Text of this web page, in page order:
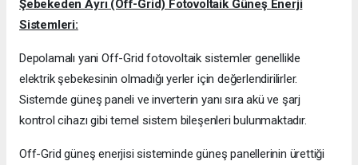
Şebekeden Ayrı (Off-Grid) Fotovoltaik Güneş Enerji
Sistemleri:
Depolamalı yani Off-Grid fotovoltaik sistemler genellikle
elektrik şebekesinin olmadığı yerler için değerlendirilirler.
Sistemde güneş paneli ve inverterin yanı sıra akü ve şarj
kontrol cihazı gibi temel sistem bileşenleri bulunmaktadır.
Off-Grid güneş enerjisi sisteminde güneş panellerinin ürettiği